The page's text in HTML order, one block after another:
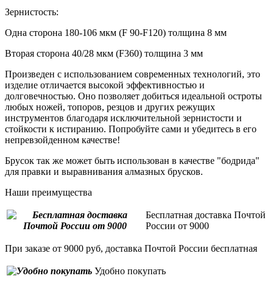
Зернистость:
Одна сторона 180-106 мкм (F 90-F120) толщина 8 мм
Вторая сторона 40/28 мкм (F360) толщина 3 мм
Произведен с использованием современных технологий, это
изделие отличается высокой эффективностью и
долговечностью. Оно позволяет добиться идеальной остроты
любых ножей, топоров, резцов и других режущих
инструментов благодаря исключительной зернистости и
стойкости к истиранию. Попробуйте сами и убедитесь в его
непревзойденном качестве!
Брусок так же может быть использован в качестве "бодрида"
для правки и выравнивания алмазных брусков.
Наши преимущества
Бесплатная доставка Почтой
России от 9000
При заказе от 9000 руб, доставка Почтой России бесплатная
Удобно покупать